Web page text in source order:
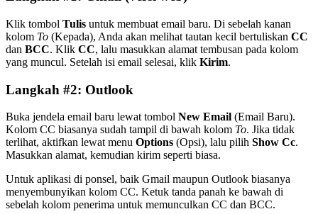
Klik tombol Tulis untuk membuat email baru. Di sebelah kanan
kolom To (Kepada), Anda akan melihat tautan kecil bertuliskan CC
dan BCC. Klik CC, lalu masukkan alamat tembusan pada kolom
yang muncul. Setelah isi email selesai, klik Kirim.
Langkah #2: Outlook
Buka jendela email baru lewat tombol New Email (Email Baru).
Kolom CC biasanya sudah tampil di bawah kolom To. Jika tidak
terlihat, aktifkan lewat menu Options (Opsi), lalu pilih Show Cc.
Masukkan alamat, kemudian kirim seperti biasa.
Untuk aplikasi di ponsel, baik Gmail maupun Outlook biasanya
menyembunyikan kolom CC. Ketuk tanda panah ke bawah di
sebelah kolom penerima untuk memunculkan CC dan BCC.